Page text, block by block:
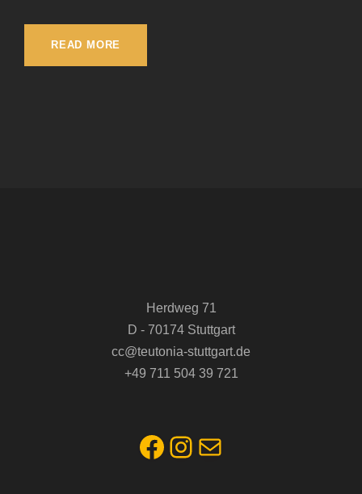
READ MORE
Herdweg 71
D - 70174 Stuttgart
cc@teutonia-stuttgart.de
+49 711 504 39 721
Facebook Instagram E-Mail